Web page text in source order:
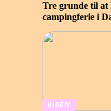
Tre grunde til at
campingferie i
VIDEN